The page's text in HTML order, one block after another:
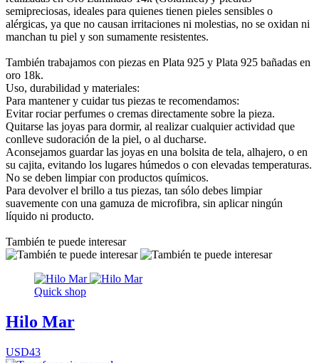
semipreciosas, ideales para quienes tienen pieles sensibles o
alérgicas, ya que no causan irritaciones ni molestias, no se oxidan ni
manchan tu piel y son sumamente resistentes.
También trabajamos con piezas en Plata 925 y Plata 925 bañadas en
oro 18k.
Uso, durabilidad y materiales:
Para mantener y cuidar tus piezas te recomendamos:
Evitar rociar perfumes o cremas directamente sobre la pieza.
Quitarse las joyas para dormir, al realizar cualquier actividad que
conlleve sudoración de la piel, o al ducharse.
Aconsejamos guardar las joyas en una bolsita de tela, alhajero, o en
su cajita, evitando los lugares húmedos o con elevadas temperaturas.
No se deben limpiar con productos químicos.
Para devolver el brillo a tus piezas, tan sólo debes limpiar
suavemente con una gamuza de microfibra, sin aplicar ningún
líquido ni producto.
También te puede interesar
Quick shop
Hilo Mar
USD43